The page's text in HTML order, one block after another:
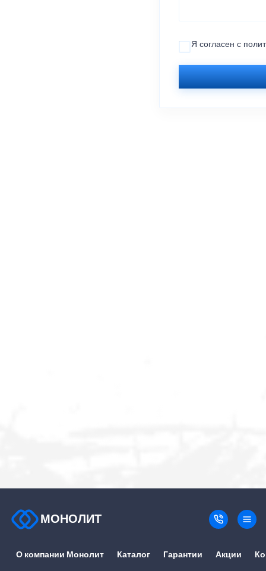
Я согласен с
МОНОЛИТ
О компании Монолит Каталог Гарантии Акции